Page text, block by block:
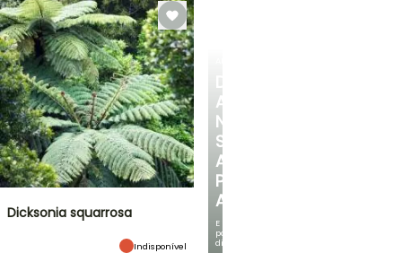
DESCUBRA
A
NOSSA
SELEÇÃO
A
PREÇOS
ACESSÍVEIS
E
poupe
dinheiro!
Dicksonia squarrosa
Indisponível